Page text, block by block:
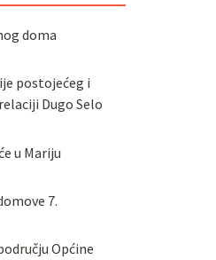
doma
postojećeg i
Dugo Selo
u Mariju
7.
Općine